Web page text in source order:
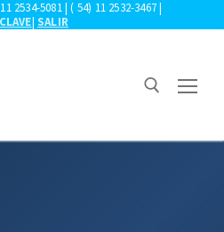
2534-5081 | ( 54) 11 2532-3467 |
| SALIR